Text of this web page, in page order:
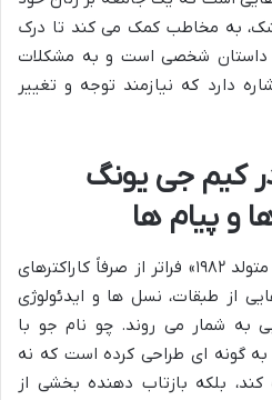
به مخاطب کمک می کند تا درک
داستان شخصی است و به مشکلات
دارد که نیازمند توجه و تغییر
کیم جی یونگ
شخصیت های «کیم جی یونگ متولد ۱۹۸۲» فراتر از صرفاً کاراکترهای
از طبقات، نسل ها و ایدئولوژی
به شمار می روند. چو نام جو با
گونه ای طراحی کرده است که نه
بلکه بازتاب دهنده بخشی از